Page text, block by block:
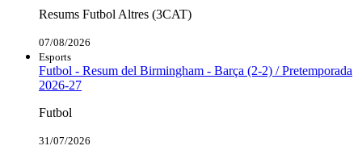
Resums Futbol Altres (3CAT)
07/08/2026
Esports
Futbol - Resum del Birmingham - Barça (2-2) / Pretemporada
2026-27
Futbol
31/07/2026